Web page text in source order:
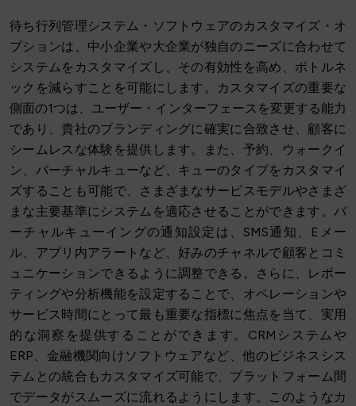
待ち行列管理システム・ソフトウェアのカスタマイズ・オ
プションは、中小企業や大企業が独自のニーズに合わせて
システムをカスタマイズし、その有効性を高め、ボトルネ
ックを減らすことを可能にします。カスタマイズの重要な
側面の1つは、ユーザー・インターフェースを変更する能力
であり、貴社のブランディングに確実に合致させ、顧客に
シームレスな体験を提供します。また、予約、ウォークイ
ン、バーチャルキューなど、キューのタイプをカスタマイ
ズすることも可能で、さまざまなサービスモデルやさまざ
まな主要基準にシステムを適応させることができます。バ
ーチャルキューイングの通知設定は、SMS通知、Eメー
ル、アプリ内アラートなど、好みのチャネルで顧客とコミ
ュニケーションできるように調整できる。さらに、レポー
ティングや分析機能を設定することで、オペレーションや
サービス時間にとって最も重要な指標に焦点を当て、実用
的な洞察を提供することができます。CRMシステムや
ERP、金融機関向けソフトウェアなど、他のビジネスシス
テムとの統合もカスタマイズ可能で、プラットフォーム間
でデータがスムーズに流れるようにします。このようなカ